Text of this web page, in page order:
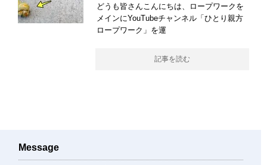
どうも皆さんこんにちは、ロープワークを
メインにYouTubeチャンネル「ひとり親方
ロープワーク」を運
記事を読む
Message